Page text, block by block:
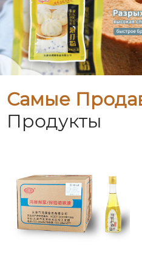
Самые
Продукты